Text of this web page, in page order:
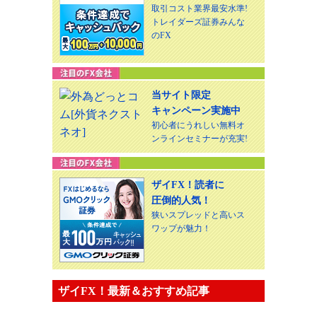
取引コスト業界最安水準!
トレイダーズ証券みんな
のFX
当サイト限定
キャンペーン実施中
初心者にうれしい無料オ
ンラインセミナーが充実!
ザイFX！読者に
圧倒的人気！
狭いスプレッドと高いス
ワップが魅力！
ザイFX！最新＆おすすめ記事